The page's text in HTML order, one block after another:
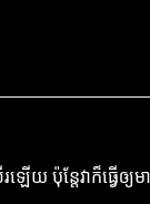
ប៉ុន្តែវាក៏ធ្វើឲ្យម